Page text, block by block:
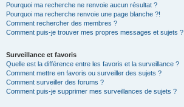
Pourquoi ma recherche ne renvoie aucun résultat ?
Pourquoi ma recherche renvoie une page blanche ?!
Comment rechercher des membres ?
Comment puis-je trouver mes propres messages et sujets ?
Surveillance et favoris
Quelle est la différence entre les favoris et la surveillance ?
Comment mettre en favoris ou surveiller des sujets ?
Comment surveiller des forums ?
Comment puis-je supprimer mes surveillances de sujets ?